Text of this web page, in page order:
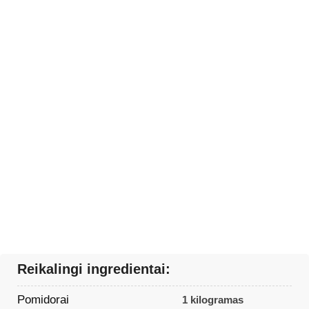
Reikalingi ingredientai:
Pomidorai 1 kilogramas